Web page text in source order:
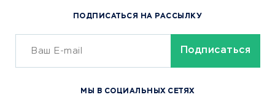
Сервисы доставки
ОБУЧЕНИЕ И РАБОТА
ПОДПИСАТЬСЯ НА РАССЫЛКУ
МЫ В СОЦИАЛЬНЫХ СЕТЯХ